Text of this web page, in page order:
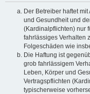
Der Betreiber haftet
und Gesundheit und
(Kardinalpflichten) nur
fahrlässiges Verhalten
Folgeschäden wie
Die Haftung ist
grob fahrlässigem
Leben, Körper und
Vertragspflichten
typischerweise